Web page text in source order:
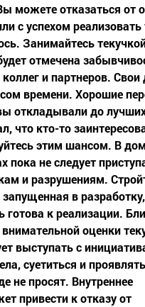
можете отказаться от
с успехом реализовать
Занимайтесь
отмечена
коллег и партнеров.
времени. Хорошие
откладывали до
что кто-то
этим шансом. В
пока не следует
и разрушениям.
в
к реализации.
внимательной оценки
выступать с
суетиться и проявлять
не просят. Внутреннее
привести к отказу от